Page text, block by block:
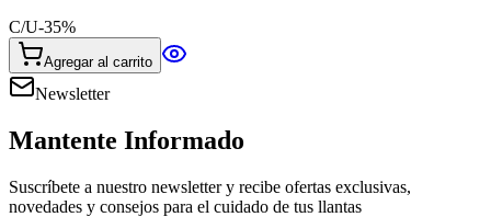
C/U-35%
Agregar al carrito
Newsletter
Mantente Informado
Suscríbete a nuestro newsletter y recibe ofertas exclusivas,
novedades y consejos para el cuidado de tus llantas